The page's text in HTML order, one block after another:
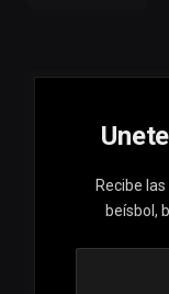
Recibe
beísbol,